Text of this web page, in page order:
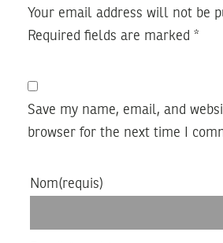
Your email address will not be
Required fields are marked *
Save my name, email, and
browser for the next time I
Nom(requis)